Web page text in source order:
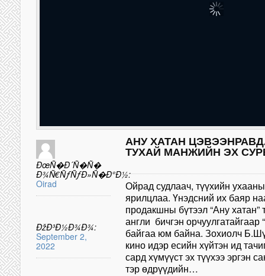
ÐœÑ�Ð´Ñ�Ñ�
Ð¾Ñ€ÑƒÑƒÐ»Ñ�Ð°Ð½:
Oirad
ÐžÐ³Ð½Ð¾Ð¾:
September 2,
2022
АНУ ХАТАН
ТУХАЙ МАНЖИЙН ЭХ
Ойрад судлаач, түүхийн
ярилцлаа. Үнэдсний их баяр
продакшны бүтээл “Ану хатан”
англи бичгэн орчуулгатайгаар
байгаа юм байна. Зохиолч
кино идэр есийн хүйтэн ид
сард хүмүүст эх түүхээ эргэн
тэр өдрүүдийн…